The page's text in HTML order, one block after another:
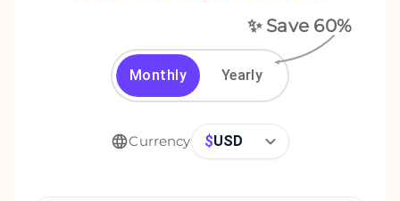
✨ Save 60%
Monthly Yearly
Currency $USD